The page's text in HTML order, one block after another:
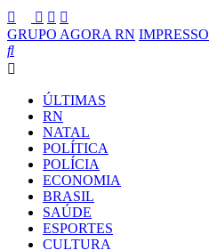
GRUPO AGORA RN IMPRESSO
ÚLTIMAS
RN
NATAL
POLÍTICA
POLÍCIA
ECONOMIA
BRASIL
SAÚDE
ESPORTES
CULTURA